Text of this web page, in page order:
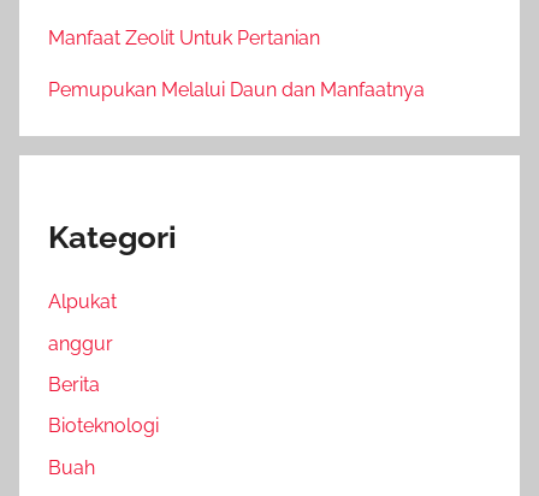
Manfaat Zeolit Untuk Pertanian
Pemupukan Melalui Daun dan Manfaatnya
Kategori
Alpukat
anggur
Berita
Bioteknologi
Buah